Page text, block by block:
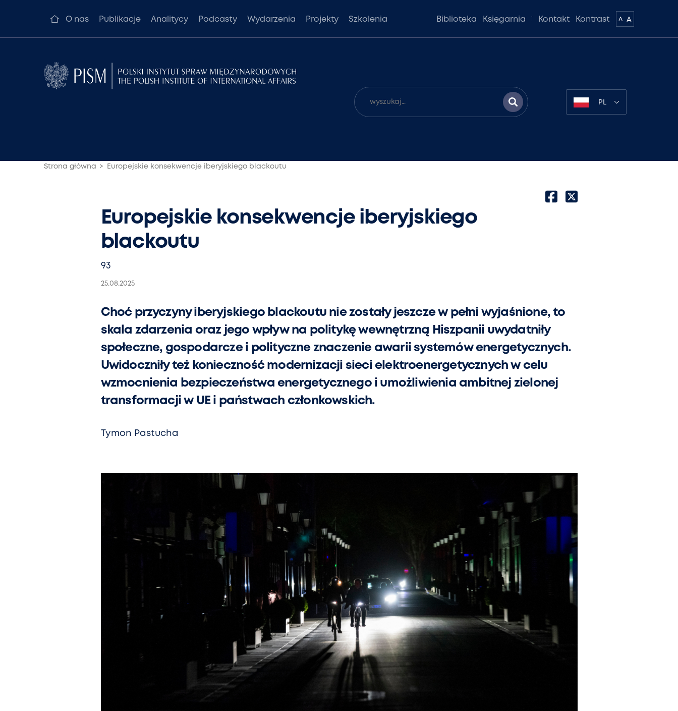
O nas Publikacje Analitycy Podcasty Wydarzenia Projekty Szkolenia Biblioteka Księgarnia Kontakt Kontrast A A
PL
Strona główna Europejskie konsekwencje iberyjskiego blackoutu
Europejskie konsekwencje iberyjskiego
blackoutu
93
25.08.2025
Choć przyczyny iberyjskiego blackoutu nie zostały jeszcze w pełni wyjaśnione, to
skala zdarzenia oraz jego wpływ na politykę wewnętrzną Hiszpanii uwydatniły
społeczne, gospodarcze i polityczne znaczenie awarii systemów energetycznych.
Uwidoczniły też konieczność modernizacji sieci elektroenergetycznych w celu
wzmocnienia bezpieczeństwa energetycznego i umożliwienia ambitnej zielonej
transformacji w UE i państwach członkowskich.
Tymon Pastucha